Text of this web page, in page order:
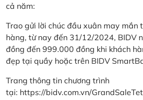
cả năm:
Trao gửi lời chúc đầu xuân may mắn
hàng, từ nay đến 31/12/2024, BIDV
đồng đến 999.000 đồng khi khách
đẹp tại quầy hoặc trên BIDV
Trang thông tin chương trình
tại: https://bidv.com.vn/